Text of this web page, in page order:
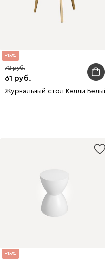
15
61
72
Журнальный стол Келли Белый
15